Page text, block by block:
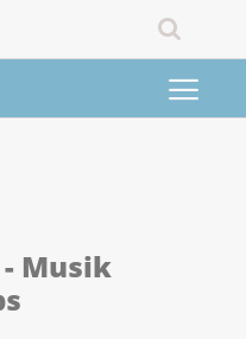
- Musik